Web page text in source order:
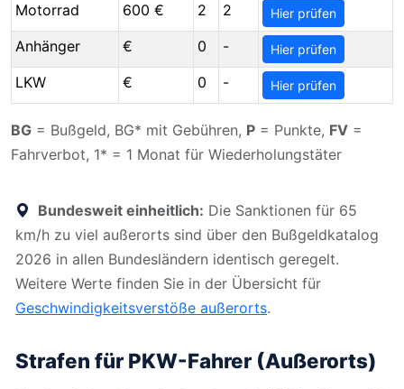
Motorrad 600 € 2 2 Hier prüfen
Anhänger € 0 - Hier prüfen
LKW € 0 - Hier prüfen
BG = Bußgeld, BG* mit Gebühren, P = Punkte, FV =
Fahrverbot, 1* = 1 Monat für Wiederholungstäter
Bundesweit einheitlich: Die Sanktionen für 65
km/h zu viel außerorts sind über den Bußgeldkatalog
2026 in allen Bundesländern identisch geregelt.
Weitere Werte finden Sie in der Übersicht für
Geschwindigkeitsverstöße außerorts.
Strafen für PKW-Fahrer (Außerorts)